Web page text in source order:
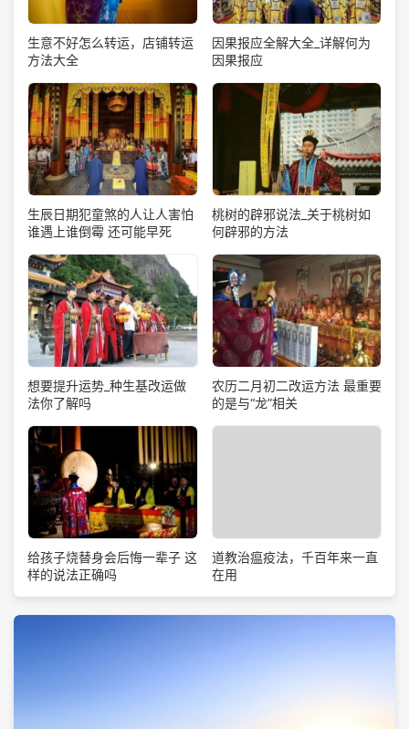
生意不好怎么转运，店铺转运
方法大全
因果报应全解大全_详解何为
因果报应
生辰日期犯童煞的人让人害怕
谁遇上谁倒霉 还可能早死
桃树的辟邪说法_关于桃树如
何辟邪的方法
想要提升运势_种生基改运做
法你了解吗
农历二月初二改运方法 最重要
的是与“龙”相关
给孩子烧替身会后悔一辈子 这
样的说法正确吗
道教治瘟疫法，千百年来一直
在用